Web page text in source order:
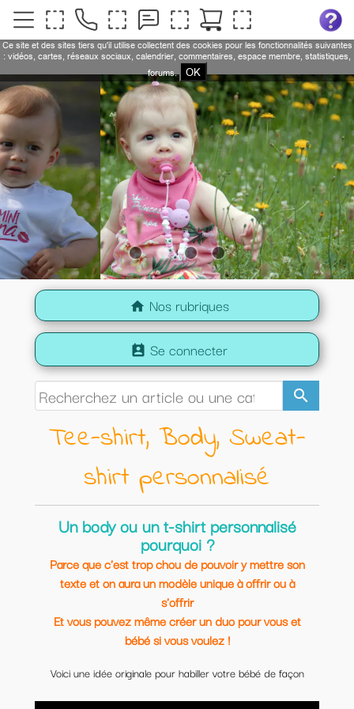
home Nos rubriques
search
perm_contact_calendar Se connecter
Tee-shirt, Body, Sweat-
shirt personnalisé
Un body ou un t-shirt personnalisé
pourquoi ?
Parce que c'est trop chou de pouvoir y mettre son
texte et on aura un modèle unique à offrir ou à
s'offrir
Et vous pouvez même créer un duo pour vous et
bébé si vous voulez !
Voici une idée originale pour habiller votre bébé de façon
Modèles uniques et personnalisables.
Ce site et des sites tiers qu'il utilise collectent des cookies pour les fonctionnalités suivantes
: vidéos, cartes, réseaux sociaux, calendrier, commentaires, espace membre, statistiques,
forums.
OK